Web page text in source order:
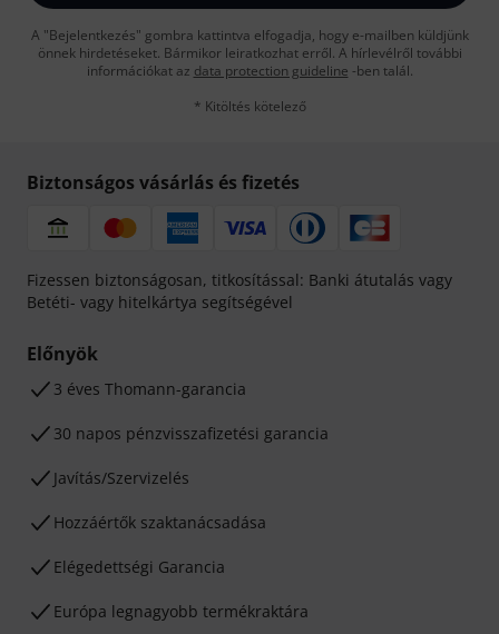
A "Bejelentkezés" gombra kattintva elfogadja, hogy e-mailben küldjünk
önnek hirdetéseket. Bármikor leiratkozhat erről. A hírlevélről további
információkat az data protection guideline -ben talál.
* Kitöltés kötelező
Biztonságos vásárlás és fizetés
Fizessen biztonságosan, titkosítással: Banki átutalás vagy
Betéti- vagy hitelkártya segítségével
Előnyök
3 éves Thomann-garancia
30 napos pénzvisszafizetési garancia
Javítás/Szervizelés
Hozzáértők szaktanácsadása
Elégedettségi Garancia
Európa legnagyobb termékraktára